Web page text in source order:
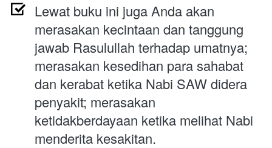
Lewat buku ini juga Anda akan
merasakan kecintaan dan tanggung
jawab Rasulullah terhadap umatnya;
merasakan kesedihan para sahabat
dan kerabat ketika Nabi SAW didera
penyakit; merasakan
ketidakberdayaan ketika melihat Nabi
menderita kesakitan.